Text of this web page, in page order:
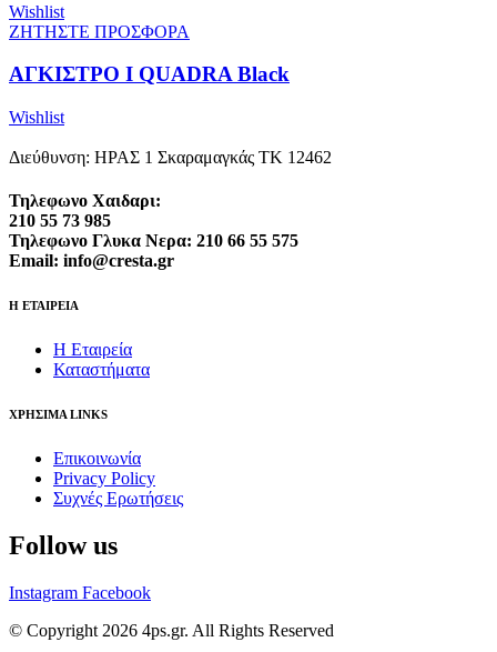
Wishlist
ΖΗΤΗΣΤΕ ΠΡΟΣΦΟΡΑ
ΑΓΚΙΣΤΡΟ I QUADRA Black
Wishlist
Διεύθυνση: ΗΡΑΣ 1 Σκαραμαγκάς ΤΚ 12462
Τηλεφωνο Χαιδαρι:
210 55 73 985
Τηλεφωνο Γλυκα Νερα: 210 66 55 575
Email: info@cresta.gr
Η ΕΤΑΙΡΕΙΑ
Η Εταιρεία
Καταστήματα
ΧΡΗΣΙΜΑ LINKS
Επικοινωνία
Privacy Policy
Συχνές Ερωτήσεις
Follow us
Instagram Facebook
© Copyright 2026 4ps.gr. All Rights Reserved